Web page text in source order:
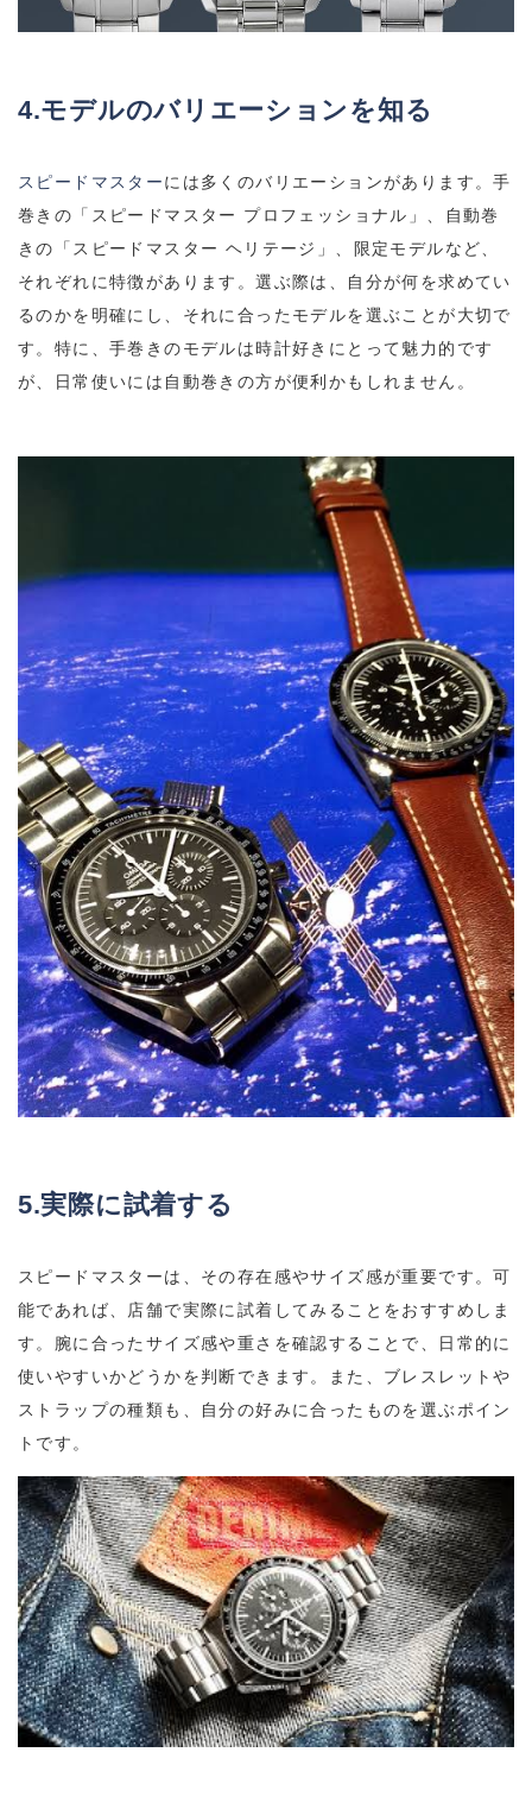
4.モデルのバリエーションを知る
スピードマスターには多くのバリエーションがあります。手
巻きの「スピードマスター プロフェッショナル」、自動巻
きの「スピードマスター ヘリテージ」、限定モデルなど、
それぞれに特徴があります。選ぶ際は、自分が何を求めてい
るのかを明確にし、それに合ったモデルを選ぶことが大切で
す。特に、手巻きのモデルは時計好きにとって魅力的です
が、日常使いには自動巻きの方が便利かもしれません。
5.実際に試着する
スピードマスターは、その存在感やサイズ感が重要です。可
能であれば、店舗で実際に試着してみることをおすすめしま
す。腕に合ったサイズ感や重さを確認することで、日常的に
使いやすいかどうかを判断できます。また、ブレスレットや
ストラップの種類も、自分の好みに合ったものを選ぶポイン
トです。